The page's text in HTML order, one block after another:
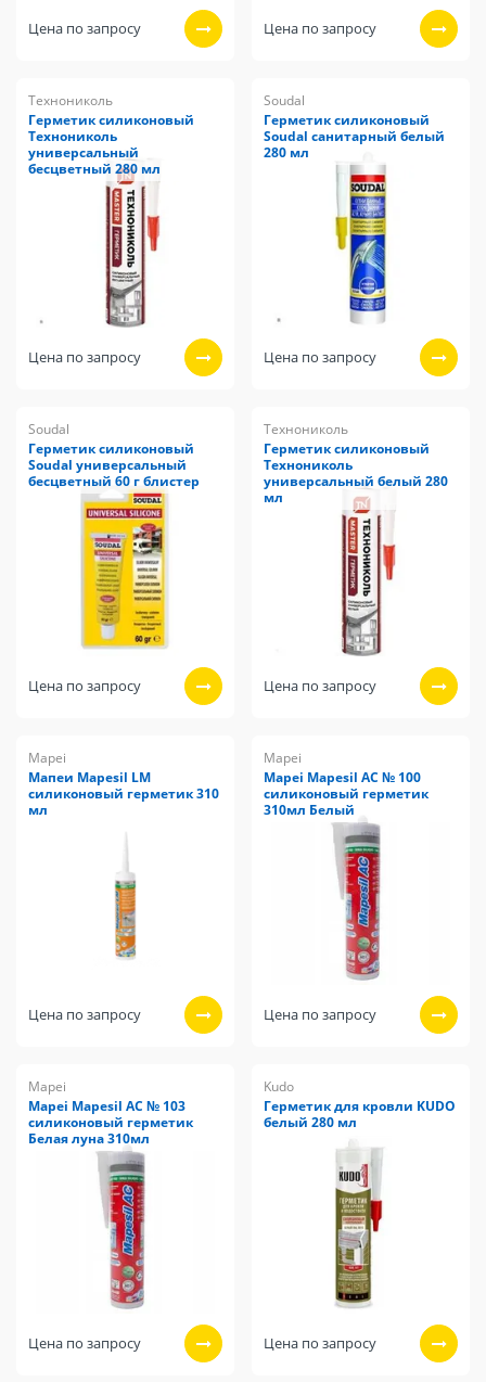
Цена по запросу Цена по запросу
Технониколь
Герметик силиконовый
Технониколь
универсальный
бесцветный 280 мл
Цена по запросу
Soudal
Герметик силиконовый
Soudal санитарный белый
280 мл
Цена по запросу
Soudal
Герметик силиконовый
Soudal универсальный
бесцветный 60 г блистер
Цена по запросу
Технониколь
Герметик силиконовый
Технониколь
универсальный белый 280
мл
Цена по запросу
Mapei
Мапеи Mapesil LM
силиконовый герметик 310
мл
Цена по запросу
Mapei
Mapei Mapesil AC № 100
силиконовый герметик
310мл Белый
Цена по запросу
Mapei
Mapei Mapesil AC № 103
силиконовый герметик
Белая луна 310мл
Цена по запросу
Kudo
Герметик для кровли KUDO
белый 280 мл
Цена по запросу